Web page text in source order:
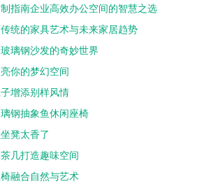
指南企业高效办公空间的智慧之选
统的家具艺术与未来家居趋势
璃钢沙发的奇妙世界
你的梦幻空间
增添别样风情
钢抽象鱼休闲座椅
凳太香了
几打造趣味空间
融合自然与艺术